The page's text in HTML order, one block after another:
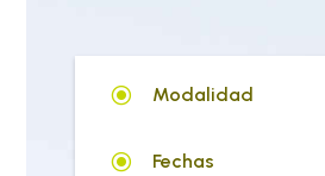
\ Modalidad
\ Fechas